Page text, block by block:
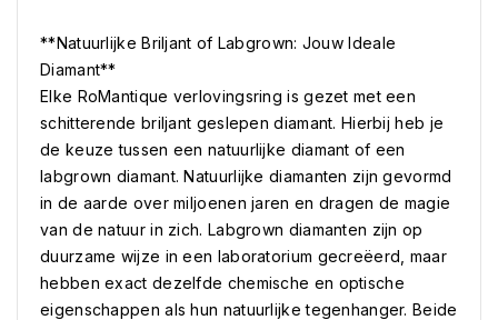
**Natuurlijke Briljant of Labgrown: Jouw Ideale
Diamant**
Elke RoMantique verlovingsring is gezet met een
schitterende briljant geslepen diamant. Hierbij heb je
de keuze tussen een natuurlijke diamant of een
labgrown diamant. Natuurlijke diamanten zijn gevormd
in de aarde over miljoenen jaren en dragen de magie
van de natuur in zich. Labgrown diamanten zijn op
duurzame wijze in een laboratorium gecreëerd, maar
hebben exact dezelfde chemische en optische
eigenschappen als hun natuurlijke tegenhanger. Beide